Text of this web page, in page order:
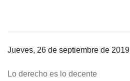
Jueves, 26 de septiembre de 2019
Lo derecho es lo decente